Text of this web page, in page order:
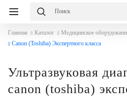
Главная Каталог
Медицинское
Canon (Toshiba) Экспертного класса
Ультразвуковая
canon (toshiba)